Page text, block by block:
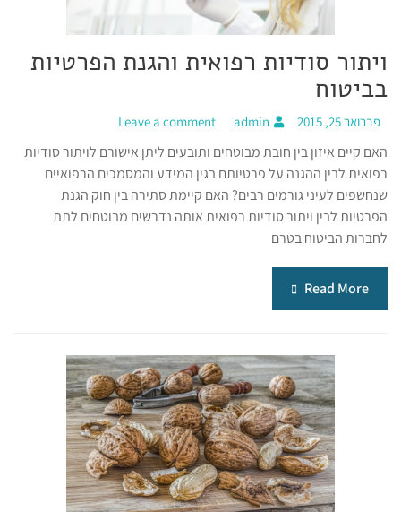
ויתור סודיות רפואית והגנת הפרטיות
בביטוח
פברואר 25, 2015 admin
Leave a comment
האם קיים איזון בין חובת מבוטחים ותובעים ליתן אישורם לויתור סודיות
רפואית לבין ההגנה על פרטיותם בגין המידע והמסמכים הרפואיים
שנחשפים לעיני גורמים רבים? האם קיימת סתירה בין חוק הגנת
הפרטיות לבין ויתור סודיות רפואית אותה נדרשים מבוטחים לתת
לחברות הביטוח בטרם
Read More